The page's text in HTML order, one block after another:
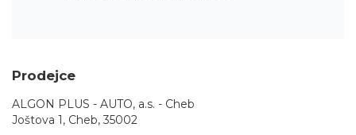
Prodejce
ALGON PLUS - AUTO, a.s. - Cheb
Joštova 1, Cheb, 35002